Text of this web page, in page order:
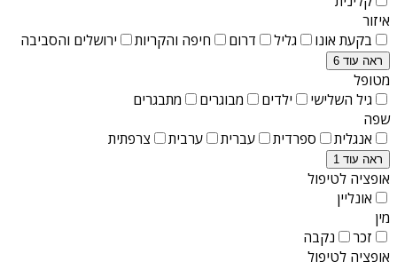
איזור
בקעת אונו
גליל דרום חיפה והקריות ירושלים והסביבה
ראה עוד 6
מטופל
גיל השלישי
ילדים מבוגרים
מתבגרים
שפה
אנגלית
ספרדית עברית ערבית צרפתית
ראה עוד 1
אופציה לטיפול
אונליין
מין
זכר
נקבה
אופציה לטיפול